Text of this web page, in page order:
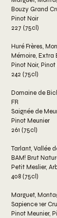
Bouzy Grand
Pinot Noir
227 (75cl)
Huré Frères,
Mémoire, Extra
Pinot Noir,
242 (75cl)
Domaine de
FR
Saignée de
Pinot Meunier
261 (75cl)
Tarlant, Vallée
BAM! Brut
Petit Meslier,
408 (75cl)
Marguet,
Sapience 1er
Pinot Meunier,